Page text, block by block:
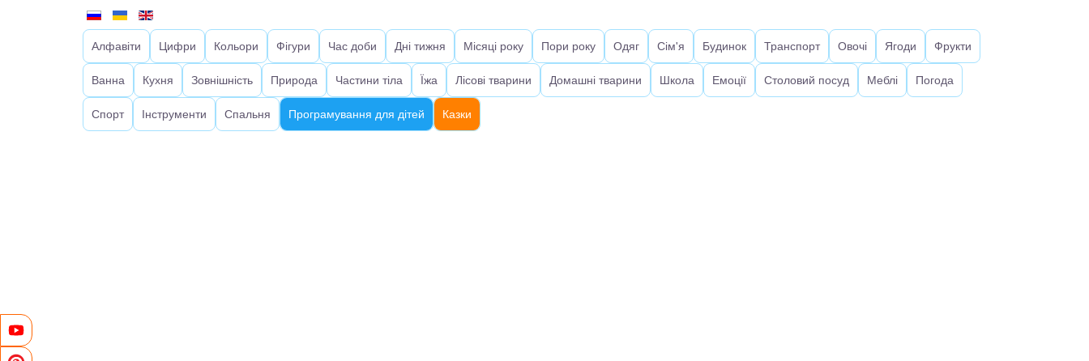
Алфавіти Цифри Кольори Фігури Час доби Дні тижня Місяці року Пори року Одяг Сім'я Будинок Транспорт Овочі Ягоди Фрукти
Ванна Кухня Зовнішність Природа Частини тіла Їжа Лісові тварини Домашні тварини Школа Емоції Столовий посуд Меблі Погода
Спорт Інструменти Спальня Програмування для дітей Казки